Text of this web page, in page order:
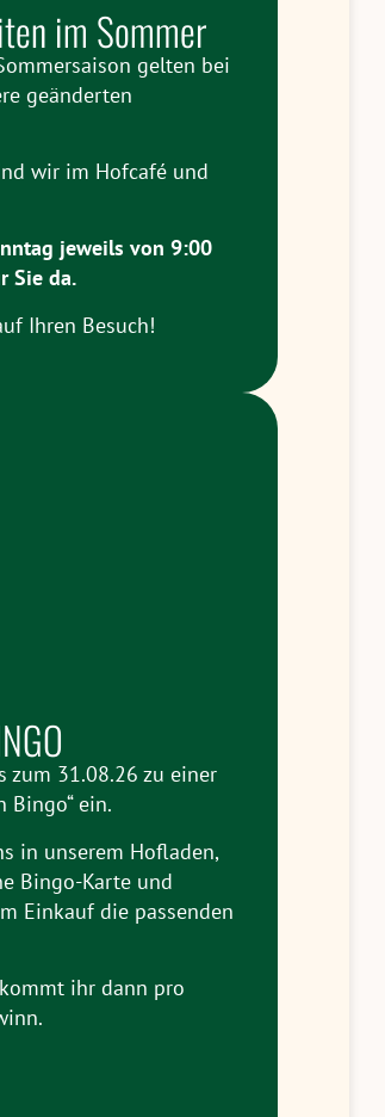
im Sommer
gelten bei
geänderten
wir im Hofcafé und
jeweils von 9:00
Sie da.
Ihren Besuch!
zum 31.08.26 zu einer
Bingo“ ein.
in unserem Hofladen,
Bingo-Karte und
Einkauf die passenden
ihr dann pro